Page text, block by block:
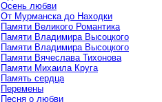
Осень любви
От Мурманска до Находки
Памяти Великого Романтика
Памяти Владимира Высоцкого
Памяти Владимира Высоцкого
Памяти Вячеслава Тихонова
Памяти Михаила Круга
Память сердца
Перемены
Песня о любви